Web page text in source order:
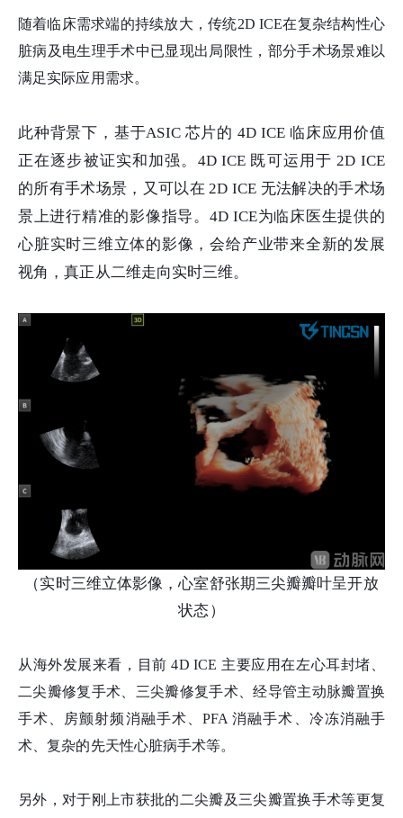
随着临床需求端的持续放大，传统2D ICE在复杂结构性心
脏病及电生理手术中已显现出局限性，部分手术场景难以
满足实际应用需求。
此种背景下，基于ASIC 芯片的 4D ICE 临床应用价值
正在逐步被证实和加强。 4D ICE 既可运用于 2D ICE
的所有手术场景，又可以在 2D ICE 无法解决的手术场
景上进行精准的影像指导。 4D ICE为临床医生提供的
心脏实时三维立体的影像，会给产业带来全新的发展
视角，真正从二维走向实时三维。
（实时三维立体影像，心室舒张期三尖瓣瓣叶呈开放
状态）
从海外发展来看，目前 4D ICE 主要应用在左心耳封堵、
二尖瓣修复手术、三尖瓣修复手术、经导管主动脉瓣置换
手术、房颤射频消融手术、PFA 消融手术、冷冻消融手
术、复杂的先天性心脏病手术等。
另外，对于刚上市获批的二尖瓣及三尖瓣置换手术等更复